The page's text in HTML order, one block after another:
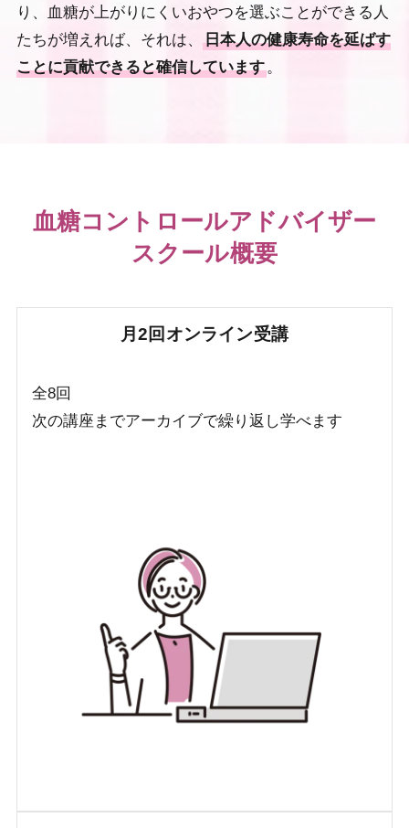
り、血糖が上がりにくいおやつを選ぶことができる人
たちが増えれば、それは、
日本人の健康寿命を延ばす
ことに貢献できると確信しています。
血糖コントロールアドバイザー
スクール概要
月2回オンライン受講
全8回
次の講座までアーカイブで繰り返し学べます